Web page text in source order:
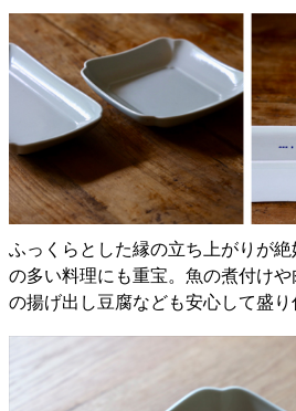
ふっくらとした縁の立ち上がりが
の多い料理にも重宝。魚の煮付け
の揚げ出し豆腐なども安心して盛り